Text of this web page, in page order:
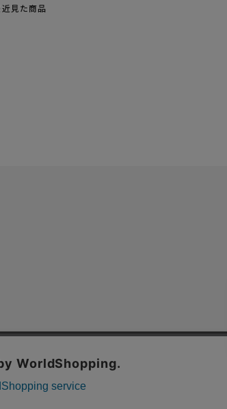
見た商品
供、トラフィックの分析を目的としてCookieを使
ことものといたします。